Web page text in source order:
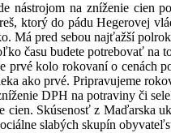
nástrojom na zníženie cien
ktorý do pádu Hegerovej
Má pred sebou najťažší
času budete potrebovať na
prvé kolo rokovaní o
ako prvé. Pripravujeme
DPH na potraviny či
cien. Skúsenosť z Maďarska
slabých skupín